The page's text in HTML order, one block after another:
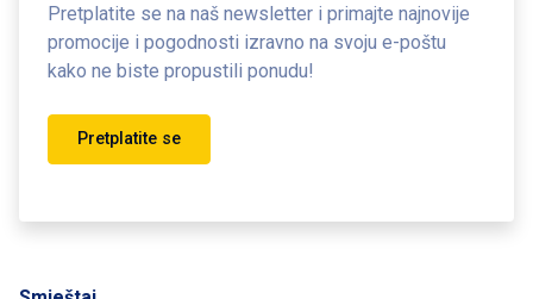
Pretplatite se na naš newsletter i primajte najnovije
promocije i pogodnosti izravno na svoju e-poštu
kako ne biste propustili ponudu!
Pretplatite se